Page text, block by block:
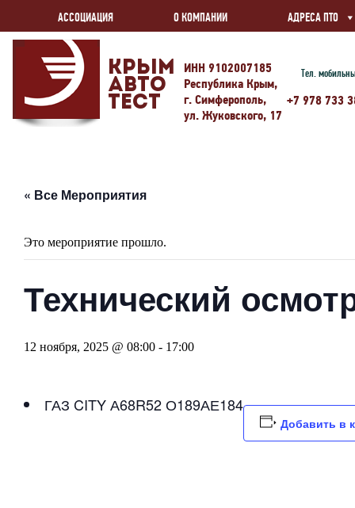
АССОЦИАЦИЯ О КОМПАНИИ АДРЕСА ПТО
Крым
Авто
Тест
ИНН 9102007185
Республика Крым,
г. Симферополь,
ул. Жуковского, 17
Тел.
+7 978 733
« Все Мероприятия
Это мероприятие прошло.
Технический
12 ноября, 2025 @ 08:00 - 17:00
ГАЗ CITY А68R52 О189АЕ184
Добавить в